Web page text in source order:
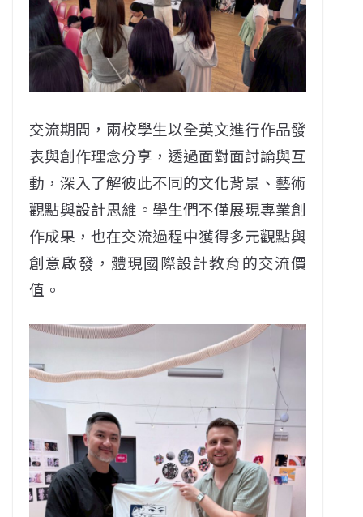
交流期間，兩校學生以全英文進行作品發
表與創作理念分享，透過面對面討論與互
動，深入了解彼此不同的文化背景、藝術
觀點與設計思維。學生們不僅展現專業創
作成果，也在交流過程中獲得多元觀點與
創意啟發，體現國際設計教育的交流價
值。